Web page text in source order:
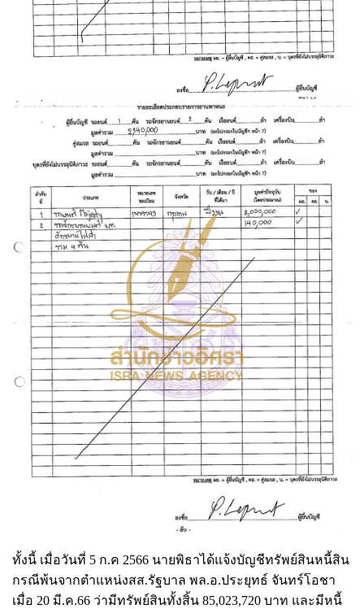
ทั้งนี้ เมื่อวันที่ 5 ก.ค 2566 นายพิธาได้แจ้งบัญชีทรัพย์สินหนี้สิน
กรณีพ้นจากตำแหน่งสส.รัฐบาล พล.อ.ประยุทธ์ จันทร์โอชา
เมื่อ 20 มี.ค.66 ว่ามีทรัพย์สินทั้งสิ้น 85,023,720 บาท และมีหนี้